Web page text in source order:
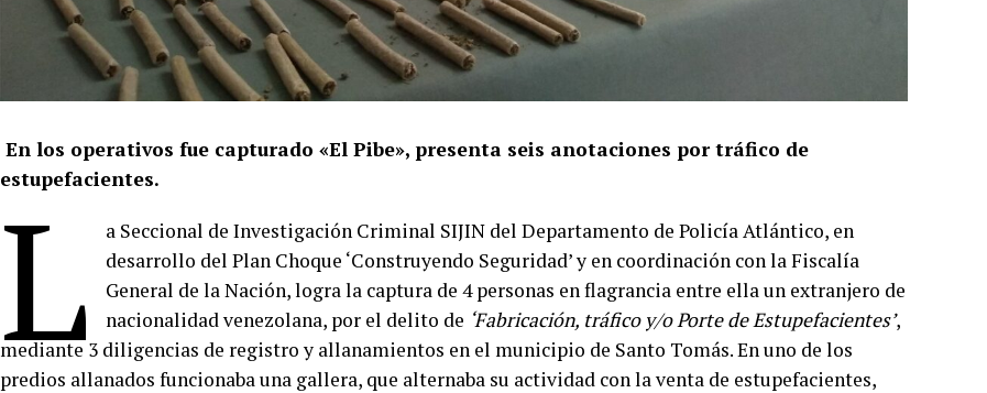
En los operativos fue capturado «El Pibe», presenta seis anotaciones por tráfico de
estupefacientes.
L
a Seccional de Investigación Criminal SIJIN del Departamento de Policía Atlántico, en
desarrollo del Plan Choque ‘Construyendo Seguridad’ y en coordinación con la Fiscalía
General de la Nación, logra la captura de 4 personas en flagrancia entre ella un extranjero de
nacionalidad venezolana, por el delito de ‘Fabricación, tráfico y/o Porte de Estupefacientes’,
mediante 3 diligencias de registro y allanamientos en el municipio de Santo Tomás. En uno de los
predios allanados funcionaba una gallera, que alternaba su actividad con la venta de estupefacientes,